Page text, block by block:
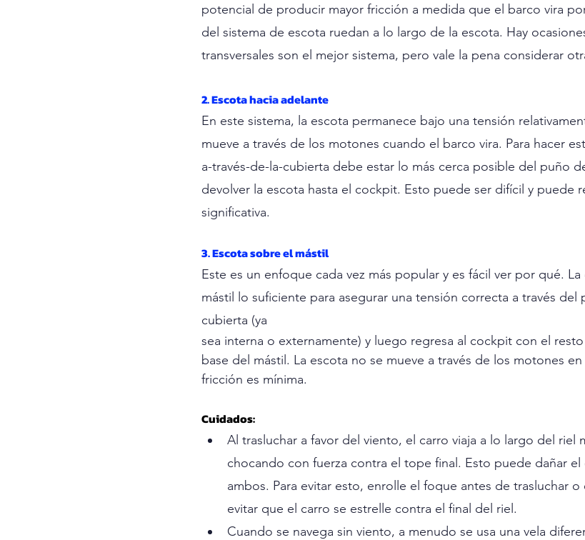
potencial de producir mayor fricción a medida que el barco vira
del sistema de escota ruedan a lo largo de la escota. Hay
transversales son el mejor sistema, pero vale la pena considerar
2. Escota hacia adelante
En este sistema, la escota permanece bajo una tensión
mueve a través de los motones cuando el barco vira. Para hacer
a-través-de-la-cubierta debe estar lo más cerca posible del puño
devolver la escota hasta el cockpit. Esto puede ser difícil y puede
significativa.
3. Escota sobre el mástil
Este es un enfoque cada vez más popular y es fácil ver por qué.
mástil lo suficiente para asegurar una tensión correcta a través del
cubierta (ya
sea interna o externamente) y luego regresa al cockpit con el
base del mástil. La escota no se mueve a través de los motones
fricción es mínima.
Cuidados:
Al trasluchar a favor del viento, el carro viaja a lo largo del riel
chocando con fuerza contra el tope final. Esto puede dañar
ambos. Para evitar esto, enrolle el foque antes de trasluchar
evitar que el carro se estrelle contra el final del riel.
Cuando se navega sin viento, a menudo se usa una vela